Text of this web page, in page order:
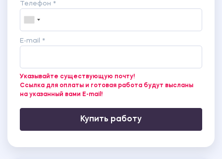
Телефон *
E-mail *
Указывайте существующую почту!
Ссылка для оплаты и готовая работа будут высланы
на указанный вами E-mail!
Купить работу